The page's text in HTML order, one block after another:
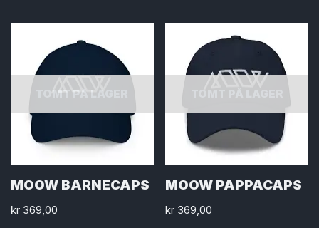
TOMT PÅ LAGER
MOOW BARNECAPS
kr 369,00
MOOW PAPPACAPS
kr 369,00